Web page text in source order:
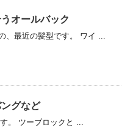
オールバック
、最近の髪型です。 ワイ ...
グなど
。 ツーブロックと ...